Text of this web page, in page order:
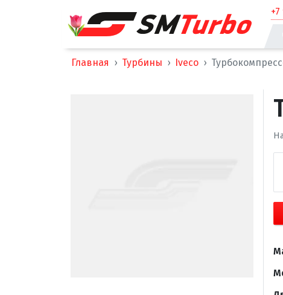
Главная Турбины Iveco